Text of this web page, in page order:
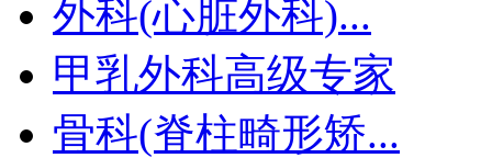
外科(心脏外科)...
甲乳外科高级专家
骨科(脊柱畸形矫...